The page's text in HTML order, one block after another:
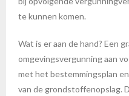
te kunnen komen.
Wat is er aan de hand? Een
omgevingsvergunning aan
met het bestemmingsplan
van de grondstoffenopslag.